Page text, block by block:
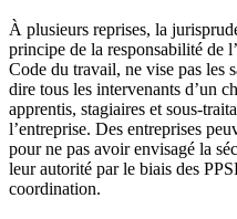
À plusieurs reprises, la
principe de la responsabilité de
Code du travail, ne vise pas les
dire tous les intervenants d’un
apprentis, stagiaires et sous-­
l’entreprise. Des entreprises
pour ne pas avoir envisagé la
leur autorité par le biais des
coordination.